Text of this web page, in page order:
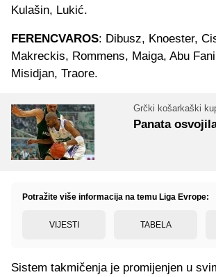
Kulašin, Lukić.
FERENCVAROS: Dibusz, Knoester,
Makreckis, Rommens, Maiga, Abu
Misidjan, Traore.
Grčki košarkaški
Panata
Potražite više informacija na temu Liga Evrope:
VIJESTI TABELA
Sistem takmičenja je promijenjen u